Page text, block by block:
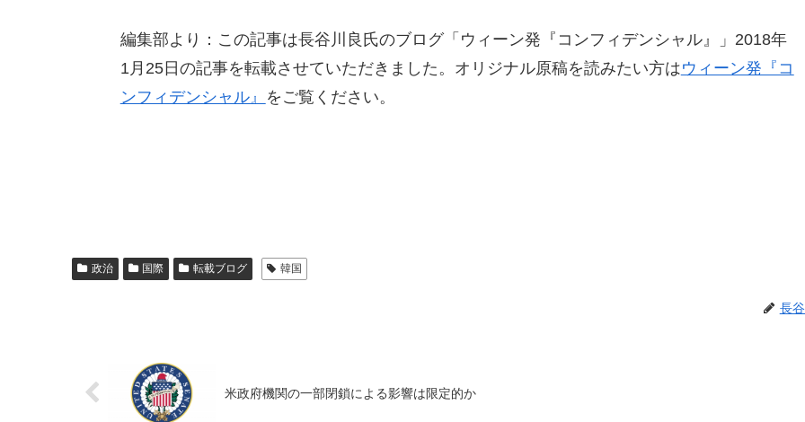
編集部より：この記事は長谷川良氏のブログ「ウィーン発『コンフィデンシャル』」2018年
1月25日の記事を転載させていただきました。オリジナル原稿を読みたい方はウィーン発『コ
ンフィデンシャル』
をご覧ください。
政治 国際 転載ブログ 韓国
長
米政府機関の一部閉鎖による影響は限定的か